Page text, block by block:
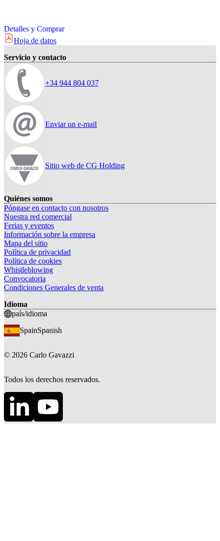
Detalles y Comprar
Hoja de datos
Servicio y contacto
+34 944 804 037
Enviar un e-mail
Sitio web de CG Holding
Quiénes somos
Póngase en contacto con nosotros
Nuestra red comercial
Ferias y eventos
Información sobre la empresa
Mapa del sitio
Política de privacidad
Política de cookies
Whistleblowing
Convocatoria
Condiciones Generales de venta
Idioma
país/idioma
SpainSpanish
© 2026 Carlo Gavazzi
Todos los derechos reservados.